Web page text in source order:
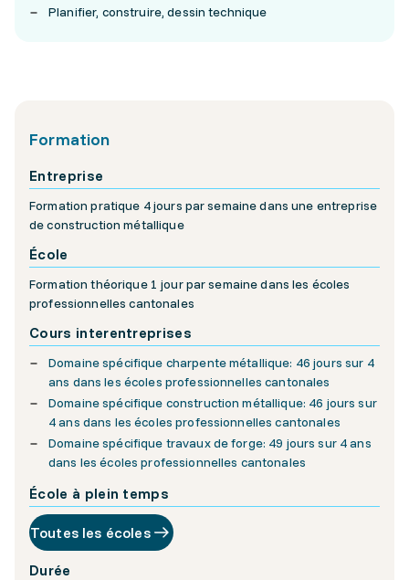
Planifier, construire, dessin technique
Formation
Entreprise
Formation pratique 4 jours par semaine dans une entreprise
de construction métallique
École
Formation théorique 1 jour par semaine dans les écoles
professionnelles cantonales
Cours interentreprises
Domaine spécifique charpente métallique: 46 jours sur 4
ans dans les écoles professionnelles cantonales
Domaine spécifique construction métallique: 46 jours sur
4 ans dans les écoles professionnelles cantonales
Domaine spécifique travaux de forge: 49 jours sur 4 ans
dans les écoles professionnelles cantonales
École à plein temps
Toutes les écoles
Durée